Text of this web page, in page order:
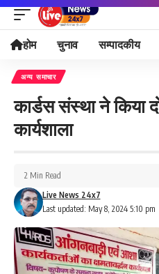
होम चुनाव सम्पादकीय
अन्य समाचार
कार्डस संस्था ने किया
कार्यशाला
Last updated: May 8, 2024 5:10 pm
Live News 24x7
2 Min Read